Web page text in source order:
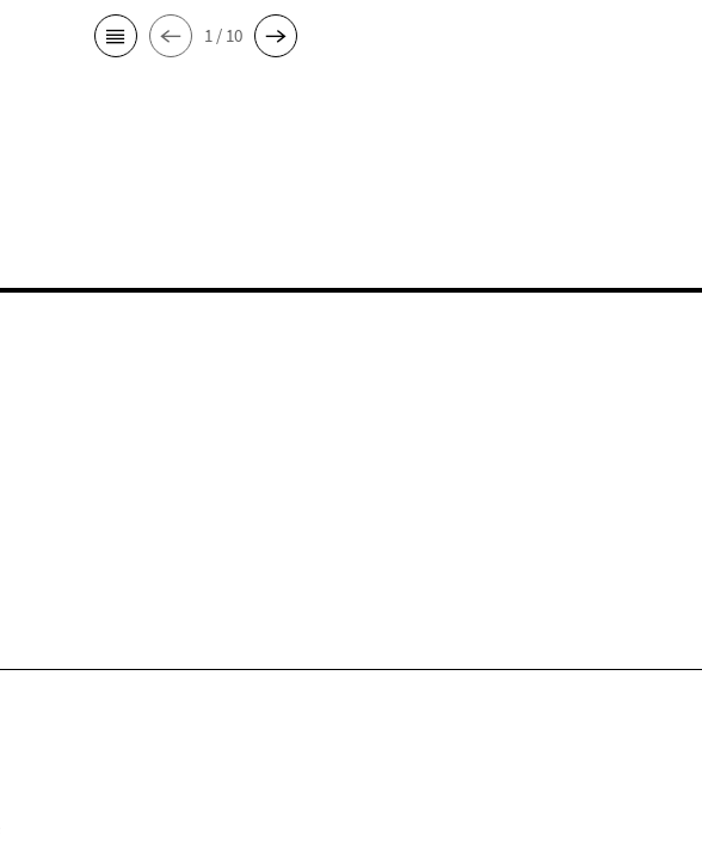
1 / 10